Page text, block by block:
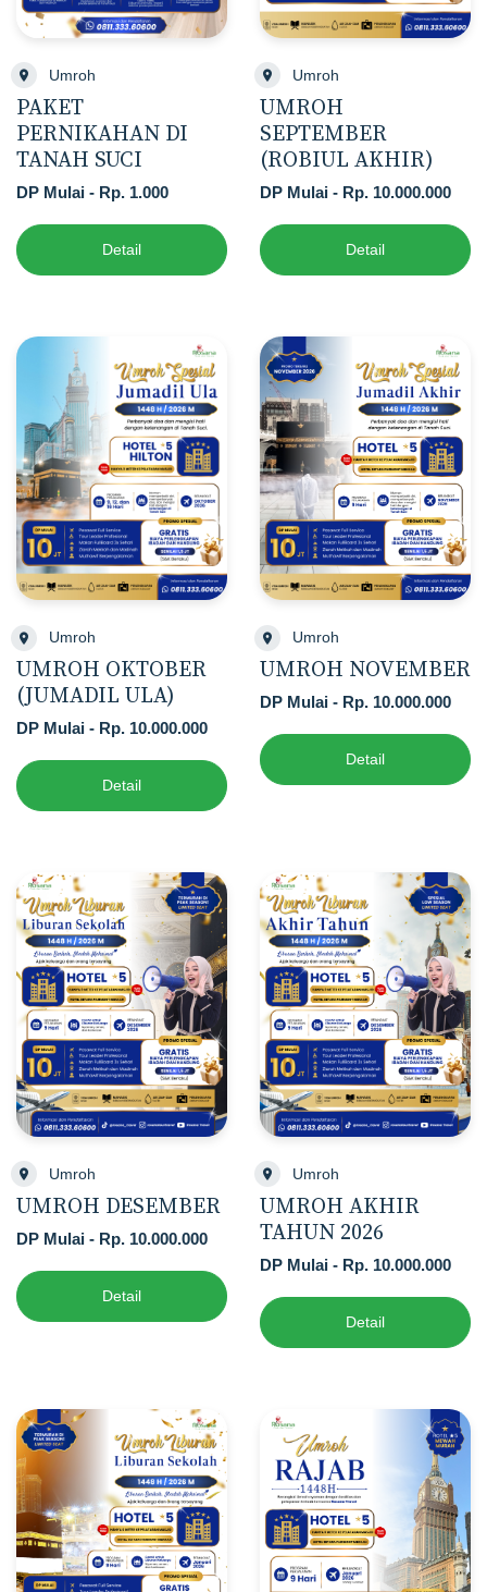
Umroh
PAKET
PERNIKAHAN DI
TANAH SUCI
DP Mulai - Rp. 1.000
Detail
Umroh
UMROH
SEPTEMBER
(ROBIUL AKHIR)
DP Mulai - Rp. 10.000.000
Detail
Umroh
UMROH OKTOBER
(JUMADIL ULA)
DP Mulai - Rp. 10.000.000
Detail
Umroh
UMROH NOVEMBER
DP Mulai - Rp. 10.000.000
Detail
Umroh
UMROH DESEMBER
DP Mulai - Rp. 10.000.000
Detail
Umroh
UMROH AKHIR
TAHUN 2026
DP Mulai - Rp. 10.000.000
Detail